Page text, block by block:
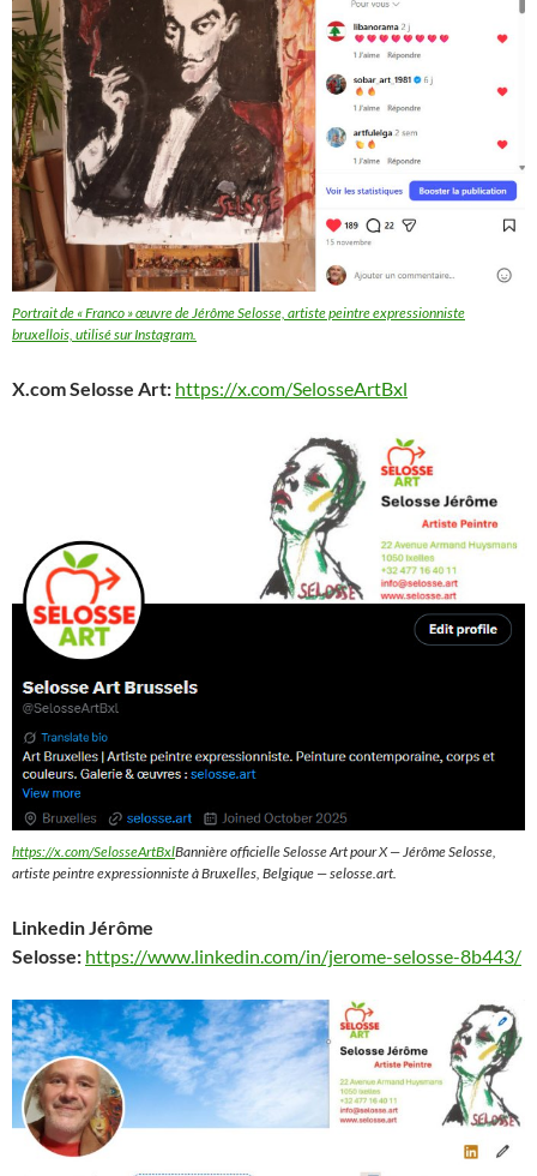
Portrait de « Franco » œuvre de Jérôme Selosse, artiste peintre expressionniste
bruxellois, utilisé sur Instagram.
X.com Selosse Art: https://x.com/SelosseArtBxl
https://x.com/SelosseArtBxlBannière officielle Selosse Art pour X — Jérôme Selosse,
artiste peintre expressionniste à Bruxelles, Belgique — selosse.art.
Linkedin Jérôme
Selosse: https://www.linkedin.com/in/jerome-selosse-8b443/